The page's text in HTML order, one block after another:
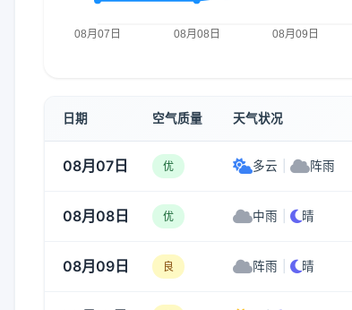
日期 空气质量 天气状况
08月07日 优 多云 阵雨
08月08日 优 中雨 晴
08月09日 良 阵雨 晴